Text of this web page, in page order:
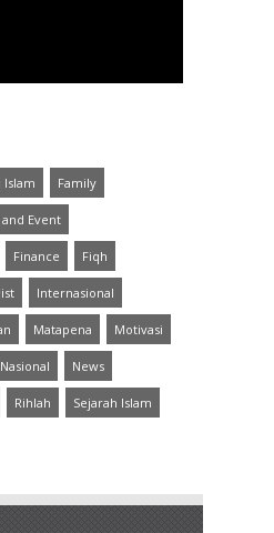
Islam Family
and Event
Finance Fiqh
Internasional
Matapena Motivasi
Nasional News
Rihlah Sejarah Islam